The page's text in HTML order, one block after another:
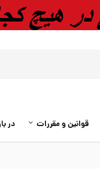
قوانین و مقررات در